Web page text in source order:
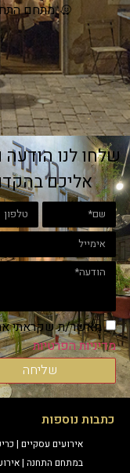
מתחם התחנה (מבנה
שלחו לנו הודעה
אליכם
מאשר/ת שקראתי
מדיניות הפרטיות
שליחה
כתבות נוספות
אירועים עסקיים
במתחם התחנה